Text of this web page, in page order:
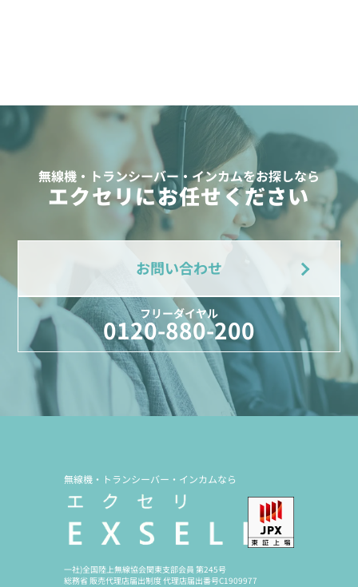
無線機・トランシーバー・インカムをお探しなら
エクセリにお任せください
お問い合わせ
フリーダイヤル
0120-880-200
無線機・トランシーバー・インカムなら
一社)全国陸上無線協会関東支部会員 第245号
総務省 販売代理店届出制度 代理店届出番号C1909977